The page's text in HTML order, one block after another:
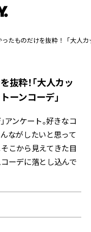
たものだけを抜粋！「大人
粋！「大人カッ
ーンコーデ」
アンケート。好きなコ
ながしたいと思って
こから見えてきた目
ーデに落とし込んで